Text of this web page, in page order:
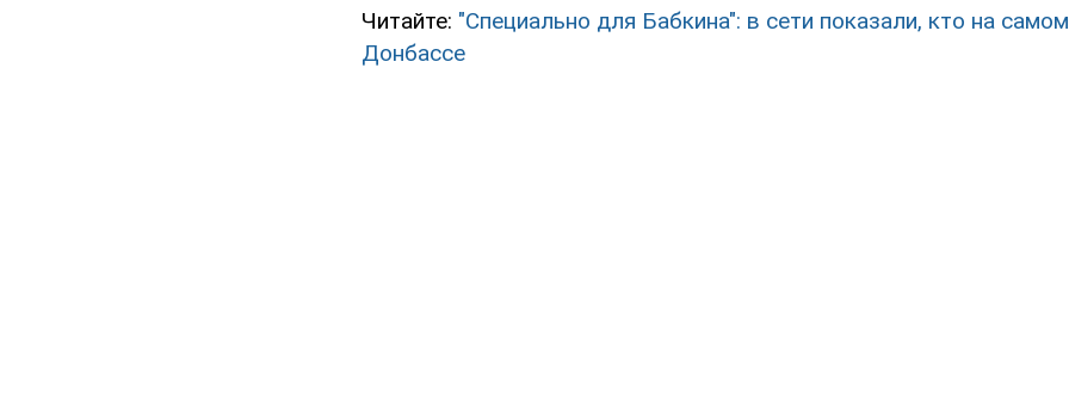
Читайте: "Специально для Бабкина": в сети показали, кто на
Донбассе